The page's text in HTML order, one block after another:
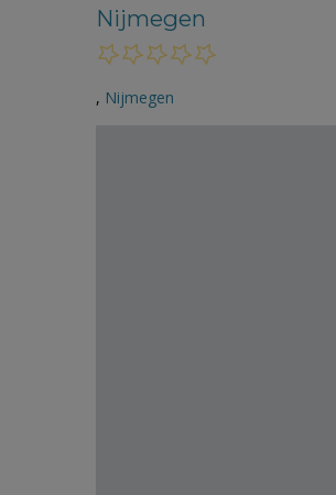
Nijmegen
, Nijmegen